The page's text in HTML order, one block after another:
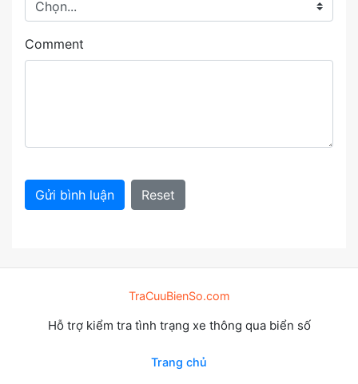
Comment
Gửi bình luận Reset
TraCuuBienSo.com
Hỗ trợ kiểm tra tình trạng xe thông qua biển số
Trang chủ